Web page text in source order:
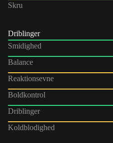
Skru
Driblinger
Smidighed
Balance
Reaktionsevne
Boldkontrol
Driblinger
Koldblodighed